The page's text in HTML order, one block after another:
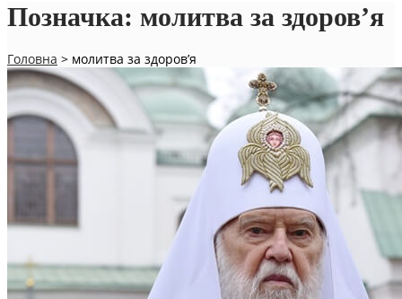
Позначка: молитва за здоров’я
Головна > молитва за здоров’я